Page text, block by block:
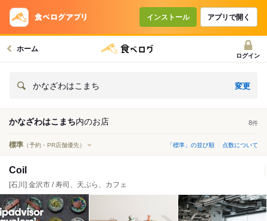
インストール アプリで開く
ホーム
ログイン
かなざわはこまち 変更
かなざわはこまち内のお店 8件
標準 （予約・PR店舗優先） 「標準」の並び順 点数について
Coil
[石川] 金沢市 / 寿司、天ぷら、カフェ